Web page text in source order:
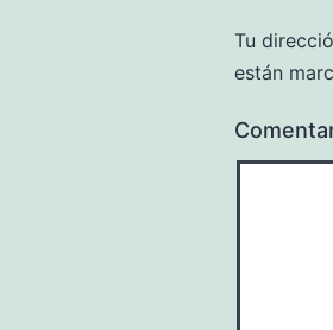
Tu
están